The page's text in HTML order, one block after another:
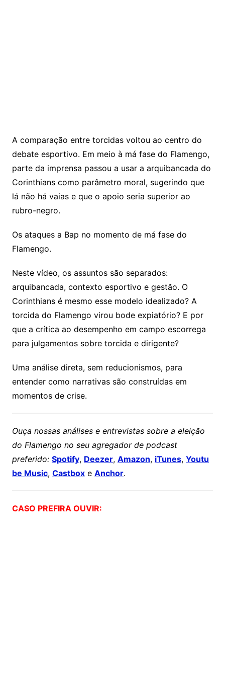
A comparação entre torcidas voltou ao centro do
debate esportivo. Em meio à má fase do Flamengo,
parte da imprensa passou a usar a arquibancada do
Corinthians como parâmetro moral, sugerindo que
lá não há vaias e que o apoio seria superior ao
rubro-negro.
Os ataques a Bap no momento de má fase do
Flamengo.
Neste vídeo, os assuntos são separados:
arquibancada, contexto esportivo e gestão. O
Corinthians é mesmo esse modelo idealizado? A
torcida do Flamengo virou bode expiatório? E por
que a crítica ao desempenho em campo escorrega
para julgamentos sobre torcida e dirigente?
Uma análise direta, sem reducionismos, para
entender como narrativas são construídas em
momentos de crise.
Ouça nossas análises e entrevistas sobre a eleição
do Flamengo no seu agregador de podcast
preferido: Spotify, Deezer, Amazon, iTunes, Youtu
be Music, Castboxe Anchor.
CASO PREFIRA OUVIR: